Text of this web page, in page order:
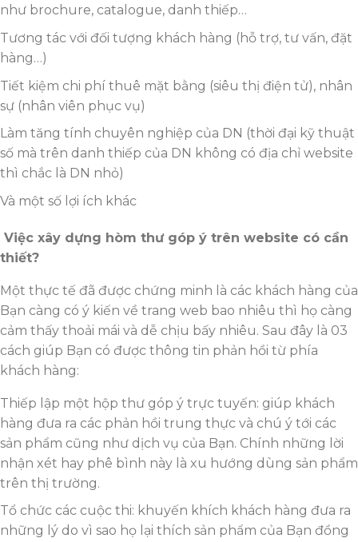
như brochure, catalogue, danh thiếp…
Tương tác với đối tượng khách hàng (hỗ trợ, tư vấn, đặt
hàng…)
Tiết kiệm chi phí thuê mặt bằng (siêu thị điện tử), nhân
sự (nhân viên phục vụ)
Làm tăng tính chuyên nghiệp của DN (thời đại kỹ thuật
số mà trên danh thiếp của DN không có địa chỉ website
thì chắc là DN nhỏ)
Và một số lợi ích khác
Việc xây dựng hòm thư góp ý trên website có cần
thiết?
Một thực tế đã được chứng minh là các khách hàng của
Bạn càng có ý kiến về trang web bao nhiêu thì họ càng
cảm thấy thoải mái và dễ chịu bấy nhiêu. Sau đây là 03
cách giúp Bạn có được thông tin phản hồi từ phía
khách hàng:
Thiếp lập một hộp thư góp ý trực tuyến: giúp khách
hàng đưa ra các phản hồi trung thực và chú ý tới các
sản phẩm cũng như dịch vụ của Bạn. Chính những lời
nhận xét hay phê bình này là xu hướng dùng sản phẩm
trên thị trường.
Tổ chức các cuộc thi: khuyến khích khách hàng đưa ra
những lý do vì sao họ lại thích sản phẩm của Bạn đồng